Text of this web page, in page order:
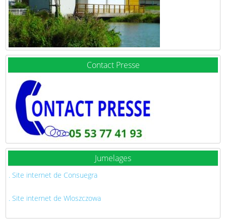
Contact Presse
Jumelages
. Site internet de Consuegra
. Site internet de Wloszczowa